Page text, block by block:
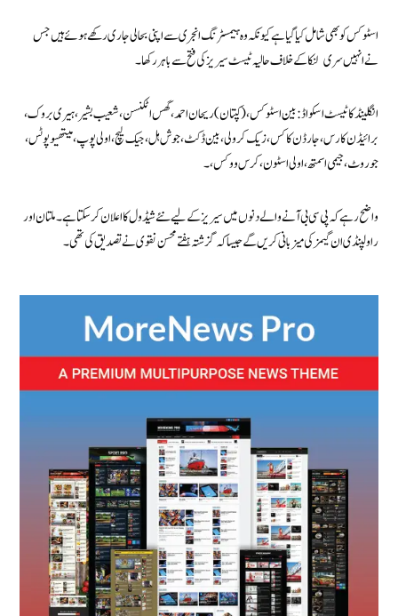
اسٹوکس کو بھی شامل کیا گیا ہے کیونکہ وہ ہیمسٹرنگ انجری سے اپنی بحالی جاری رکھے ہوئے ہیں جس
نے انہیں سری لنکا کے خلاف حالیہ ٹیسٹ سیریز کی فتح سے باہر رکھا۔
انگلینڈ کا ٹیسٹ اسکواڈ:بین اسٹوکس،( کپتان) ریحان احمد، گس اٹکنسن، شعیب بشیر، ہیری بروک،
برائیڈن کارس، جارڈن کاکس، زیک کرولی، بین ڈکٹ، جوش ہل، جیک لیچ، اولی پوپ، میتھیو پوٹس،
جو روٹ، جیمی اسمتھ، اولی اسٹون، کرس ووکس، ۔
واضح رہے کہ پی سی بی آنے والے دنوں میں سیریز کے لیے نئے شیڈول کا اعلان کر سکتا ہے۔ ملتان اور
راولپنڈی ان گیمز کی میزبانی کریں گے جیسا کہ گزشتہ ہفتے محسن نقوی نے تصدیق کی تھی۔